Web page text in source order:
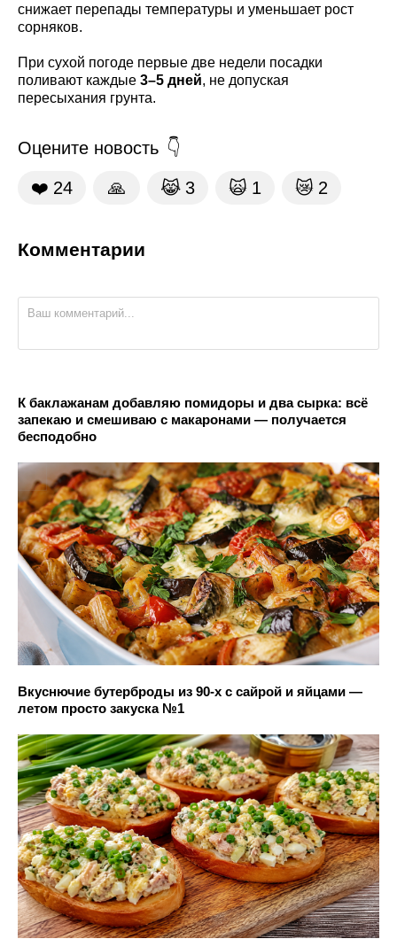
снижает перепады температуры и уменьшает рост
сорняков.
При сухой погоде первые две недели посадки
поливают каждые 3–5 дней, не допуская
пересыхания грунта.
Оцените новость
❤️ 24 🙏 😹 3 🙀 1 😿 2
Комментарии
К баклажанам добавляю помидоры и два сырка: всё
запекаю и смешиваю с макаронами — получается
бесподобно
Вкуснючие бутерброды из 90-х с сайрой и яйцами —
летом просто закуска №1